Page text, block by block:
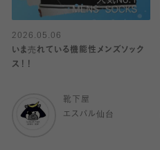
2026.05.06
いま売れている機能性メンズソック
ス！！
靴下屋
エスパル仙台